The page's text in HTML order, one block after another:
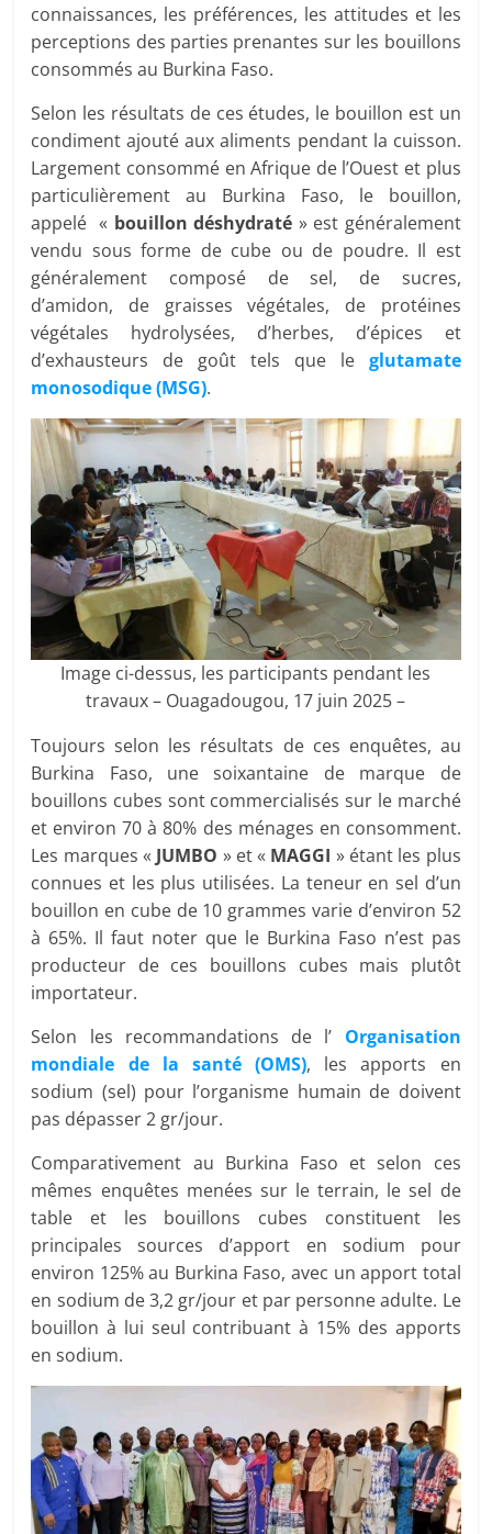
connaissances, les préférences, les attitudes et les
perceptions des parties prenantes sur les bouillons
consommés au Burkina Faso.
Selon les résultats de ces études, le bouillon est un
condiment ajouté aux aliments pendant la cuisson.
Largement consommé en Afrique de l’Ouest et plus
particulièrement au Burkina Faso, le bouillon,
appelé « bouillon déshydraté » est généralement
vendu sous forme de cube ou de poudre. Il est
généralement composé de sel, de sucres,
d’amidon, de graisses végétales, de protéines
végétales hydrolysées, d’herbes, d’épices et
d’exhausteurs de goût tels que le glutamate
monosodique (MSG).
Image ci-dessus, les participants pendant les
travaux – Ouagadougou, 17 juin 2025 –
Toujours selon les résultats de ces enquêtes, au
Burkina Faso, une soixantaine de marque de
bouillons cubes sont commercialisés sur le marché
et environ 70 à 80% des ménages en consomment.
Les marques « JUMBO » et « MAGGI » étant les plus
connues et les plus utilisées. La teneur en sel d’un
bouillon en cube de 10 grammes varie d’environ 52
à 65%. Il faut noter que le Burkina Faso n’est pas
producteur de ces bouillons cubes mais plutôt
importateur.
Selon les recommandations de l’ Organisation
mondiale de la santé (OMS), les apports en
sodium (sel) pour l’organisme humain de doivent
pas dépasser 2 gr/jour.
Comparativement au Burkina Faso et selon ces
mêmes enquêtes menées sur le terrain, le sel de
table et les bouillons cubes constituent les
principales sources d’apport en sodium pour
environ 125% au Burkina Faso, avec un apport total
en sodium de 3,2 gr/jour et par personne adulte. Le
bouillon à lui seul contribuant à 15% des apports
en sodium.